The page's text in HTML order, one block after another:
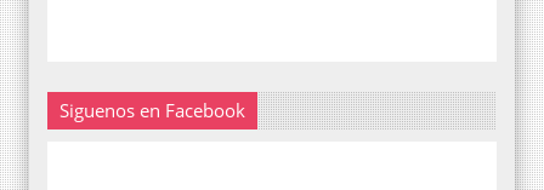
Siguenos en Facebook